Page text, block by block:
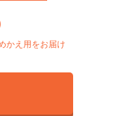
かえ用をお届け